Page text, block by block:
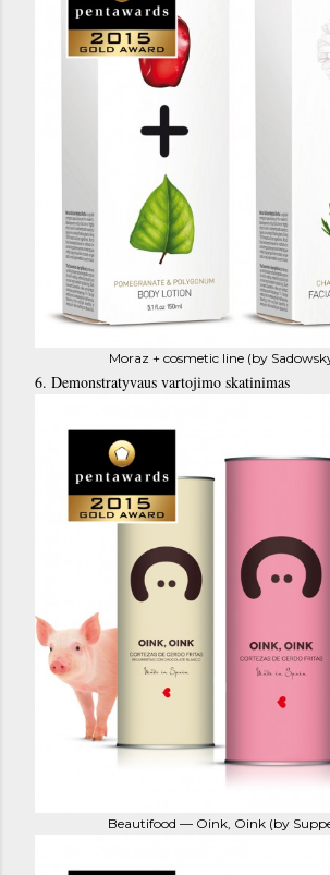
Moraz + cosmetic line (by
6. Demonstratyvaus vartojimo skatinimas
Beautifood — Oink, Oink (by